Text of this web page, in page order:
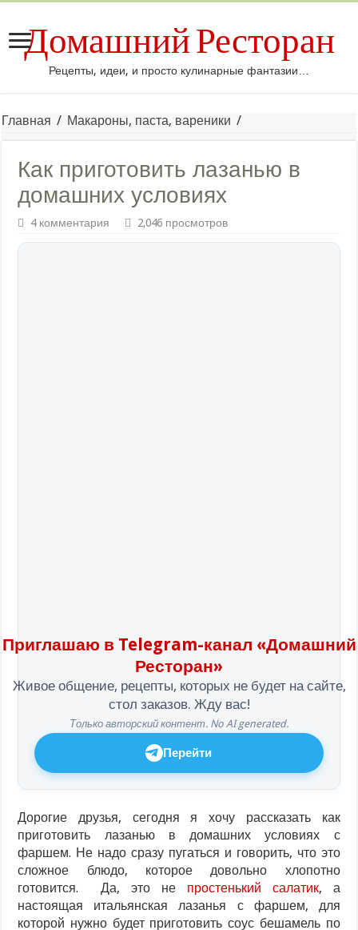
Домашний Ресторан
Рецепты, идеи, и просто кулинарные фантазии…
Главная / Макароны, паста, вареники /
Как приготовить лазанью в
домашних условиях
4 комментария 2,046 просмотров
Приглашаю в Telegram-канал «Домашний
Ресторан»
Живое общение, рецепты, которых не будет на сайте,
стол заказов. Жду вас!
Только авторский контент. No AI generated.
Перейти
Дорогие друзья, сегодня я хочу рассказать как
приготовить лазанью в домашних условиях с
фаршем. Не надо сразу пугаться и говорить, что это
сложное блюдо, которое довольно хлопотно
готовится. Да, это не простенький салатик, а
настоящая итальянская лазанья с фаршем, для
которой нужно будет приготовить соус бешамель по